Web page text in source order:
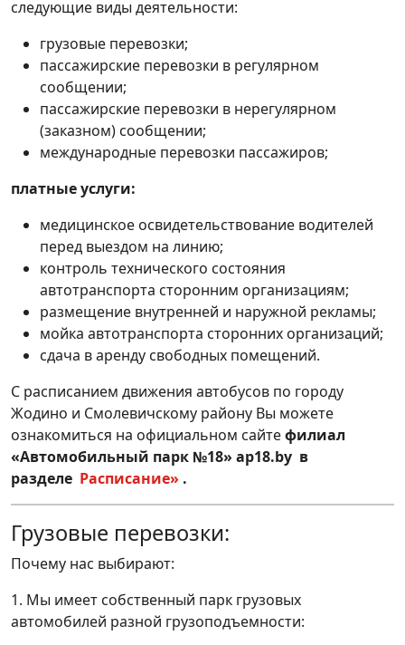
следующие виды деятельности:
грузовые перевозки;
пассажирские перевозки в регулярном
сообщении;
пассажирские перевозки в нерегулярном
(заказном) сообщении;
международные перевозки пассажиров;
платные услуги:
медицинское освидетельствование водителей
перед выездом на линию;
контроль технического состояния
автотранспорта сторонним организациям;
размещение внутренней и наружной рекламы;
мойка автотранспорта сторонних организаций;
сдача в аренду свободных помещений.
С расписанием движения автобусов по городу
Жодино и Смолевичскому району Вы можете
ознакомиться на официальном сайтефилиал
«Автомобильный парк №18» ap18.by в
разделе Расписание» .
Грузовые перевозки:
Почему нас выбирают:
1. Мы имеет собственный парк грузовых
автомобилей разной грузоподъемности: